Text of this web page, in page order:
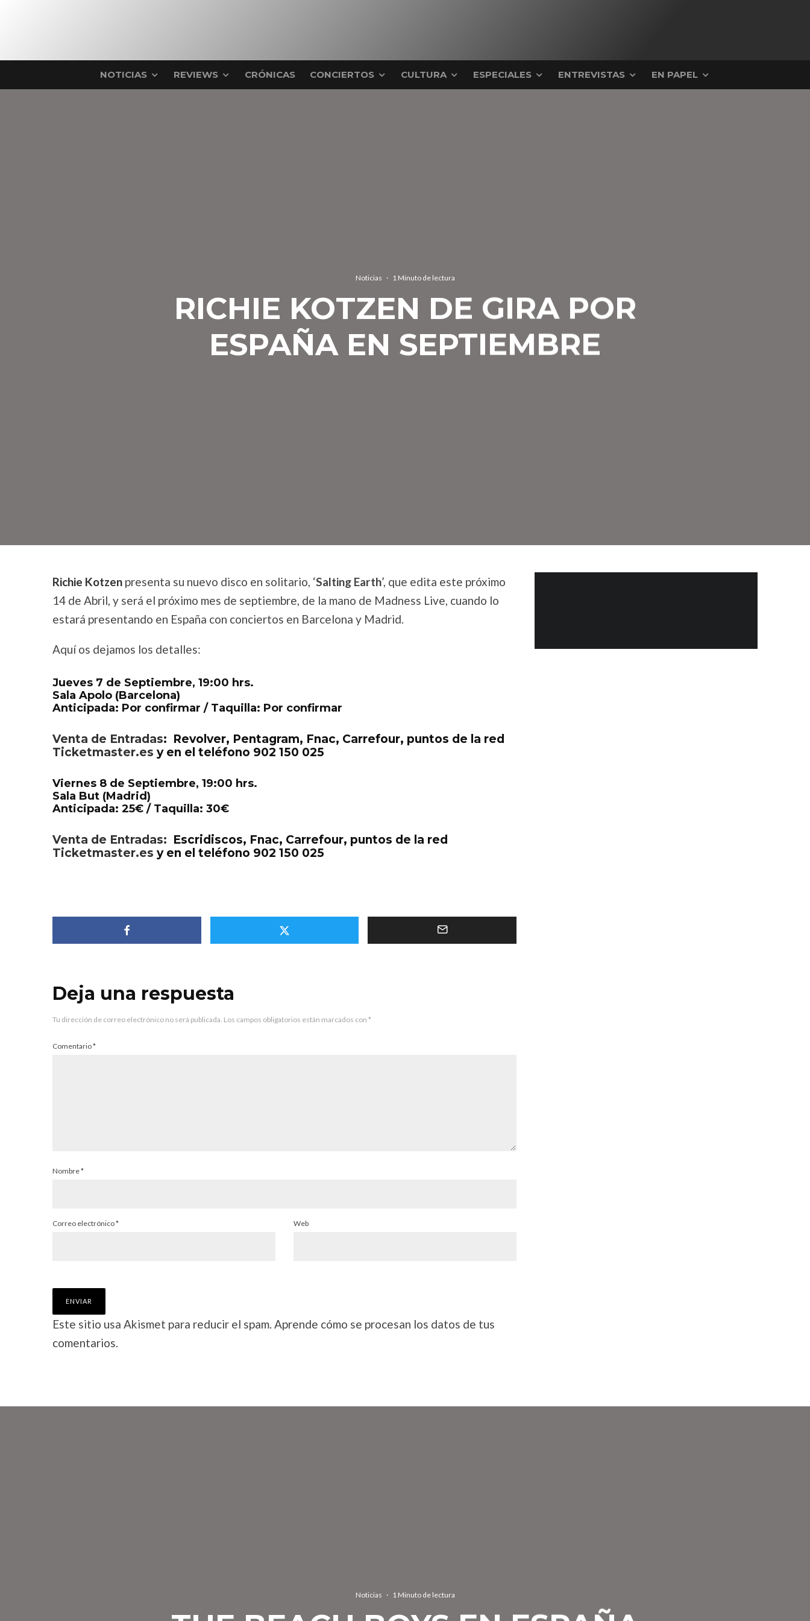
NOTICIAS REVIEWS CRÓNICAS CONCIERTOS CULTURA ESPECIALES ENTREVISTAS EN PAPEL
Noticias · 1 Minuto de lectura
RICHIE KOTZEN DE GIRA POR
ESPAÑA EN SEPTIEMBRE
Richie Kotzen presenta su nuevo disco en solitario, ‘Salting Earth’, que edita este próximo
14 de Abril, y será el próximo mes de septiembre, de la mano de Madness Live, cuando lo
estará presentando en España con conciertos en Barcelona y Madrid.
Aquí os dejamos los detalles:
Jueves 7 de Septiembre, 19:00 hrs.
Sala Apolo (Barcelona)
Anticipada: Por confirmar / Taquilla: Por confirmar
Venta de Entradas: Revolver, Pentagram, Fnac, Carrefour, puntos de la red
Ticketmaster.es y en el teléfono 902 150 025
Viernes 8 de Septiembre, 19:00 hrs.
Sala But (Madrid)
Anticipada: 25€ / Taquilla: 30€
Venta de Entradas: Escridiscos, Fnac, Carrefour, puntos de la red
Ticketmaster.es y en el teléfono 902 150 025
Deja una respuesta
Tu dirección de correo electrónico no será publicada. Los campos obligatorios están marcados con *
Comentario*
Nombre*
Correo electrónico* Web
Este sitio usa Akismet para reducir el spam. Aprende cómo se procesan los datos de tus
comentarios.
Noticias · 1 Minuto de lectura